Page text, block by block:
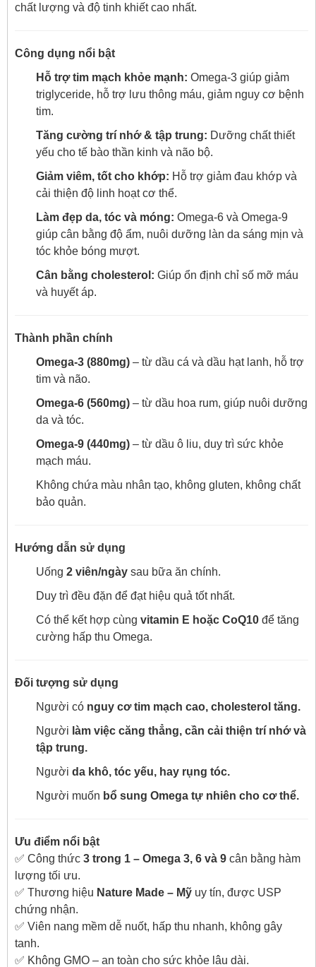
chất lượng và độ tinh khiết cao nhất.
Công dụng nổi bật
Hỗ trợ tim mạch khỏe mạnh: Omega-3 giúp giảm
triglyceride, hỗ trợ lưu thông máu, giảm nguy cơ bệnh
tim.
Tăng cường trí nhớ & tập trung: Dưỡng chất thiết
yếu cho tế bào thần kinh và não bộ.
Giảm viêm, tốt cho khớp: Hỗ trợ giảm đau khớp và
cải thiện độ linh hoạt cơ thể.
Làm đẹp da, tóc và móng: Omega-6 và Omega-9
giúp cân bằng độ ẩm, nuôi dưỡng làn da sáng mịn và
tóc khỏe bóng mượt.
Cân bằng cholesterol: Giúp ổn định chỉ số mỡ máu
và huyết áp.
Thành phần chính
Omega-3 (880mg) – từ dầu cá và dầu hạt lanh, hỗ trợ
tim và não.
Omega-6 (560mg) – từ dầu hoa rum, giúp nuôi dưỡng
da và tóc.
Omega-9 (440mg) – từ dầu ô liu, duy trì sức khỏe
mạch máu.
Không chứa màu nhân tạo, không gluten, không chất
bảo quản.
Hướng dẫn sử dụng
Uống 2 viên/ngày sau bữa ăn chính.
Duy trì đều đặn để đạt hiệu quả tốt nhất.
Có thể kết hợp cùng vitamin E hoặc CoQ10 để tăng
cường hấp thu Omega.
Đối tượng sử dụng
Người có nguy cơ tim mạch cao, cholesterol tăng.
Người làm việc căng thẳng, cần cải thiện trí nhớ và
tập trung.
Người da khô, tóc yếu, hay rụng tóc.
Người muốn bổ sung Omega tự nhiên cho cơ thể.
Ưu điểm nổi bật
✅ Công thức 3 trong 1 – Omega 3, 6 và 9 cân bằng hàm
lượng tối ưu.
✅ Thương hiệu Nature Made – Mỹ uy tín, được USP
chứng nhận.
✅ Viên nang mềm dễ nuốt, hấp thu nhanh, không gây
tanh.
✅ Không GMO – an toàn cho sức khỏe lâu dài.